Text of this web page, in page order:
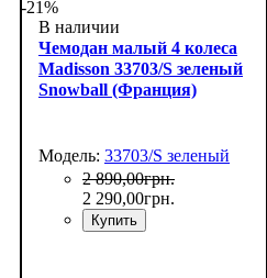
-21%
В наличии
Чемодан малый 4 колеса
Madisson 33703/S зеленый
Snowball (Франция)
Модель: 33703/S зеленый
2 890,00грн.
2 290,00грн.
Купить